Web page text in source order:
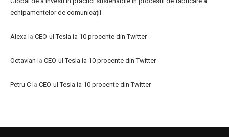
echipamentelor de comunicații
Alexa la CEO-ul Tesla ia 10 procente din Twitter
Octavian la CEO-ul Tesla ia 10 procente din Twitter
Petru C la CEO-ul Tesla ia 10 procente din Twitter